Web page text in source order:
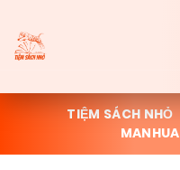
TIỆM SÁCH NHỎ
MANHUA